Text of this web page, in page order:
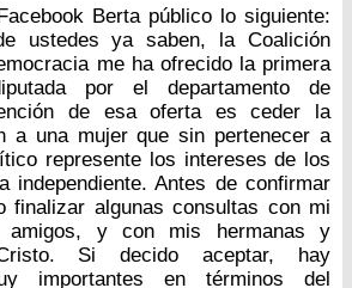
Berta público lo siguiente:
ustedes ya saben, la Coalición
me ha ofrecido la primera
por el departamento de
de esa oferta es ceder la
a una mujer que sin pertenecer a
represente los intereses de los
independiente. Antes de confirmar
finalizar algunas consultas con mi
amigos, y con mis hermanas y
Si decido aceptar, hay
importantes en términos del